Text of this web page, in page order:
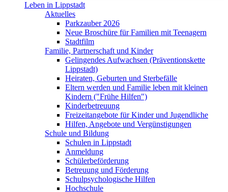
Leben in Lippstadt
Aktuelles
Parkzauber 2026
Neue Broschüre für Familien mit Teenagern
Stadtfilm
Familie, Partnerschaft und Kinder
Gelingendes Aufwachsen (Präventionskette
Lippstadt)
Heiraten, Geburten und Sterbefälle
Eltern werden und Familie leben mit kleinen
Kindern ("Frühe Hilfen")
Kinderbetreuung
Freizeitangebote für Kinder und Jugendliche
Hilfen, Angebote und Vergünstigungen
Schule und Bildung
Schulen in Lippstadt
Anmeldung
Schülerbeförderung
Betreuung und Förderung
Schulpsychologische Hilfen
Hochschule